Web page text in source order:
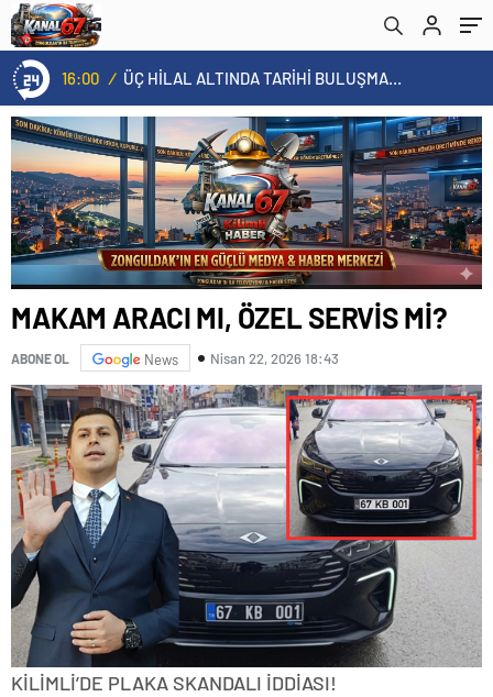
16:00 / ÜÇ HİLAL ALTINDA TARİHİ BULUŞMA! SEKİZ İL BAŞKANI BİR ARADA
MAKAM ARACI MI, ÖZEL SERVİS Mİ?
ABONE OL News Nisan 22, 2026 18:43
KİLİMLİ’DE PLAKA SKANDALI İDDİASI!